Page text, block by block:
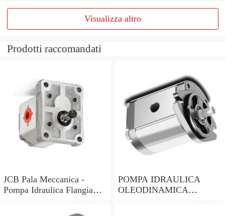
Visualizza altro
Prodotti raccomandati
JCB Pala Meccanica -
Pompa Idraulica Flangia
POMPA IDRAULICA
OLEODINAMICA